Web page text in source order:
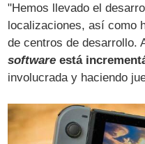
"Hemos llevado el
localizaciones, así como
de centros de desarrollo.
software está
involucrada y haciendo